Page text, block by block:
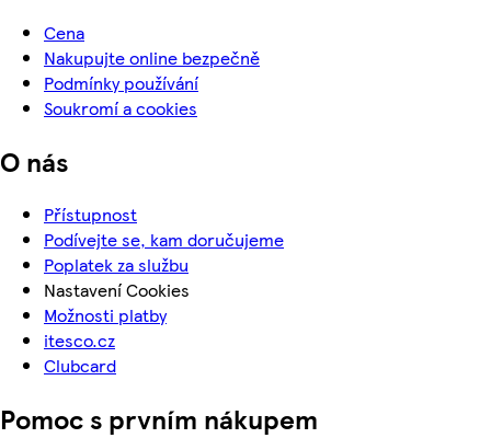
Cena
Nakupujte online bezpečně
Podmínky používání
Soukromí a cookies
O nás
Přístupnost
Podívejte se, kam doručujeme
Poplatek za službu
Nastavení Cookies
Možnosti platby
itesco.cz
Clubcard
Pomoc s prvním nákupem